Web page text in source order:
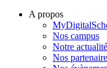
A propos
Nos campus
Notre actualité
Nos